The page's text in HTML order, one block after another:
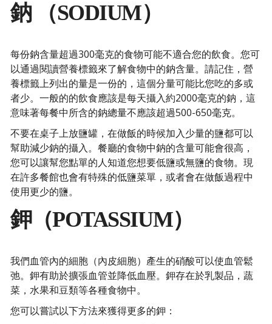
鈉 （SODIUM）
每份鈉含量超過300毫克的食物可能不適合您的飲食。您可
以通過閱讀營養標籤來了解食物中的鈉含量。請記住，營
養標籤上列出的量是一份的，這個分量可能比您吃的多或
者少。一般的的飲食應該是每天攝入約2000毫克的鈉，這
意味著每餐中所含的鈉總量不應該超過500-650毫克。
不要在桌子上放鹽罐，在做飯的時候加入少量的鹽都可以
幫助減少鈉的攝入。餐廳的食物中鈉的含量可能會很高，
您可以讓幫您點單的人知道您想要低鹽或無鹽的食物。現
在許多餐館也會有特殊的低鹽菜單，或者會在做飯過程中
使用更少的鹽。
鉀（POTASSIUM）
我們血管內的細胞（內皮細胞）產生的硝酸可以使血管鬆
弛。鉀有助於擴張血管並降低血壓。鉀存在於乳製品，蔬
菜，水果和豆類等各種食物中。
您可以嘗試以下方法來獲得更多的鉀：